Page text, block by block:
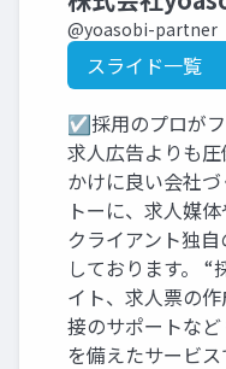
@yoasobi-partner
スライド一覧
☑採用のプロが
求人広告よりも
かけに良い会社
トーに、求人媒
クライアント独
しております。
イト、求人票の
接のサポートな
を備えたサービ